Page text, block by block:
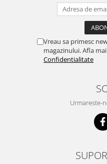
Vreau sa primesc
magazinului. Afla
Confidentialitate
Urmareste-